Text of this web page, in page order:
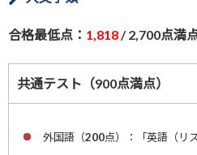
合格最低点： 1,818/ 2,700点満
共通テスト（900点満点）
外国語（200点）：「英語（リ